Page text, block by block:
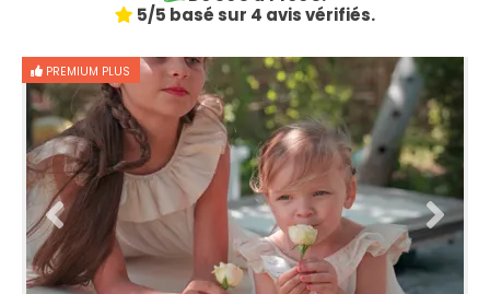
5/5 basé sur 4 avis vérifiés.
PREMIUM PLUS